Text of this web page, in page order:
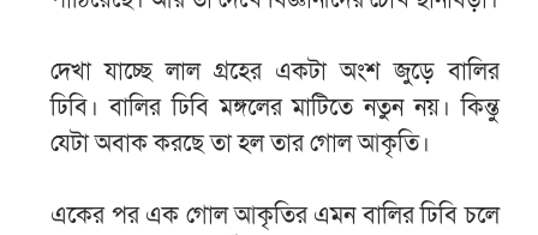
দেখা যাচ্ছে লাল গ্রহের একটা অংশ জুড়ে বালির
ঢিবি। বালির ঢিবি মঙ্গলের মাটিতে নতুন নয়। কিন্তু
যেটা অবাক করছে তা হল তার গোল আকৃতি।
একের পর এক গোল আকৃতির এমন বালির ঢিবি চলে